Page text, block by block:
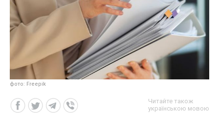
фото: Freepik
Читайте також
українською мовою